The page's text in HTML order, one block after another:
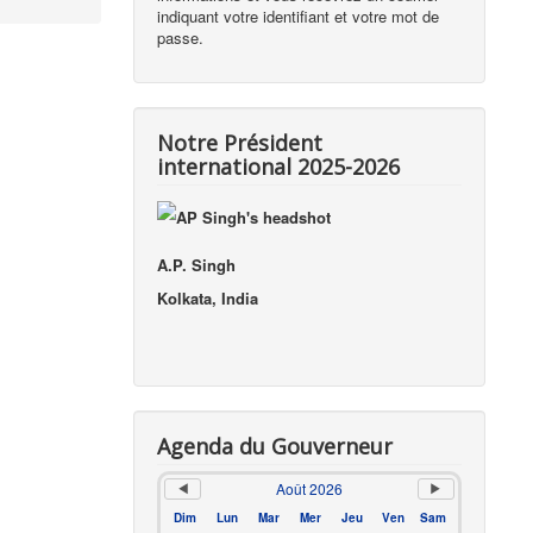
indiquant votre identifiant et votre mot de
passe.
Notre Président
international 2025-2026
A.P. Singh
Kolkata, India
Agenda du Gouverneur
Août 2026
Dim Lun Mar Mer Jeu Ven
Sam